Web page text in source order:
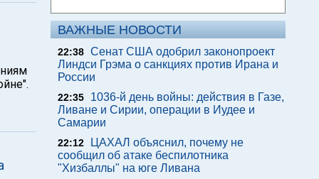
ВАЖНЫЕ НОВОСТИ
22:38 Сенат США одобрил законопроект
Линдси Грэма о санкциях против Ирана и
России
22:35
1036-й день войны: действия в Газе,
Ливане и Сирии, операции в Иудее и
Самарии
22:12
ЦАХАЛ объяснил, почему не
сообщил об атаке беспилотника
"Хизбаллы" на юге Ливана